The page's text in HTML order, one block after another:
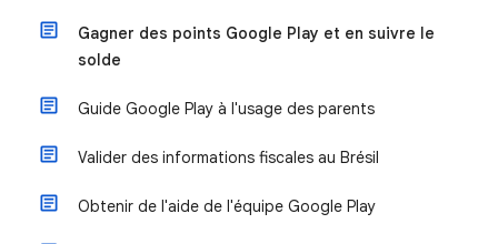
Gagner des points Google Play et en suivre le
solde
Guide Google Play à l'usage des parents
Valider des informations fiscales au Brésil
Obtenir de l'aide de l'équipe Google Play